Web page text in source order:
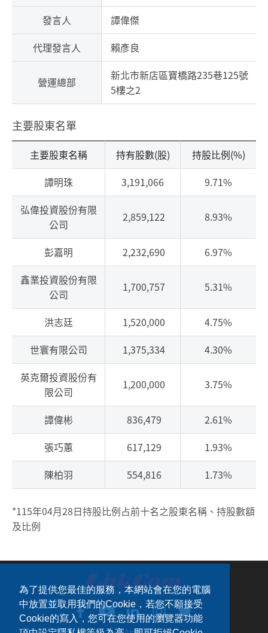
為了提供您最佳的服務，本網站會在您的電腦
中放置並取用我們的Cookie，若您不願接受
Cookie的寫入，您可在您使用的瀏覽器功能
發言人
譚偉傑
代理發言人
賴彥良
營運總部
新北市新店區寶橋路235巷125號
5樓之2
主要股東名單
主要股東名稱 持有股數(股)
持股比例(%)
譚明珠
3,191,066
9.71%
弘偉投資股份有限
公司
2,859,122 8.93%
彭嘉明 2,232,690
6.97%
鑫業投資股份有限
公司
1,700,757 5.31%
洪志廷 1,520,000
4.75%
世寰有限公司
1,375,334
4.30%
英克爾投資股份有
限公司
1,200,000 3.75%
譚偉彬 836,479
2.61%
張巧蕙
617,129
1.93%
陳柏羽
554,816 1.73%
*115年04月28日持股比例占前十名之股東名稱、持股數額
及比例